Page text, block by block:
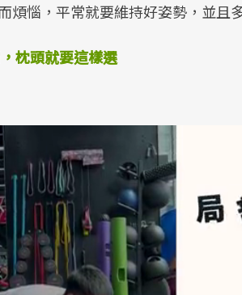
煩惱，​​平常​就要​維持好姿勢​，並且​
枕頭就要這樣選